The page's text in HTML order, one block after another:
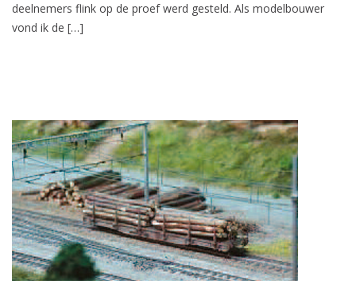
deelnemers flink op de proef werd gesteld. Als modelbouwer
vond ik de […]